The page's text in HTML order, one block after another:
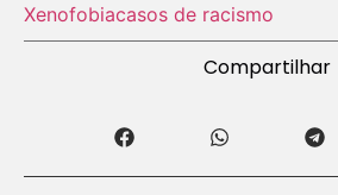
Xenofobiacasos de racismo
Compartilhar